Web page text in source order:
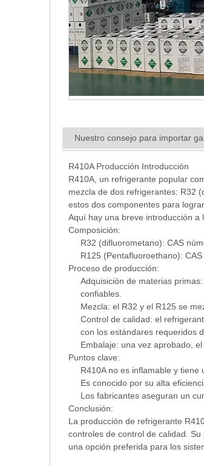
Nuestro consejo para importar
R410A Producción Introducción
R410A, un refrigerante popular
mezcla de dos refrigerantes: R32
estos dos componentes para
Aquí hay una breve introducción a
Composición:
R32 (difluorometano): CAS
R125 (Pentafluoroethano):
Proceso de producción:
Adquisición de materias
confiables.
Mezcla: el R32 y el R125 se
Control de calidad: el
con los estándares requeridos
Embalaje: una vez aprobado,
Puntos clave:
R410A no es inflamable y tiene
Es conocido por su alta
Los fabricantes aseguran un
Conclusión:
La producción de refrigerante
controles de control de calidad.
una opción preferida para los